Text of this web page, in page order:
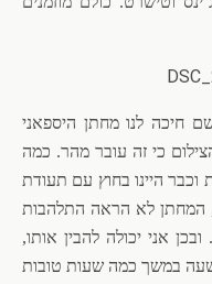
חיכה לנו מחתן היספאני
כי זה עובר מהר. כמה
היינו בחוץ עם תעודת
המחתן לא הראה התלהבות
אני יכולה להבין אותו,
במשך כמה שעות טובות